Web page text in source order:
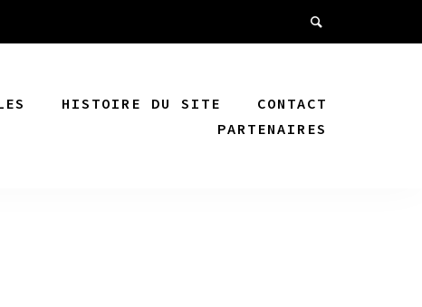
HISTOIRE DU SITE
CONTACT
PARTENAIRES